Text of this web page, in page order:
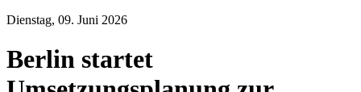
Dienstag, 09. Juni 2026
Berlin startet